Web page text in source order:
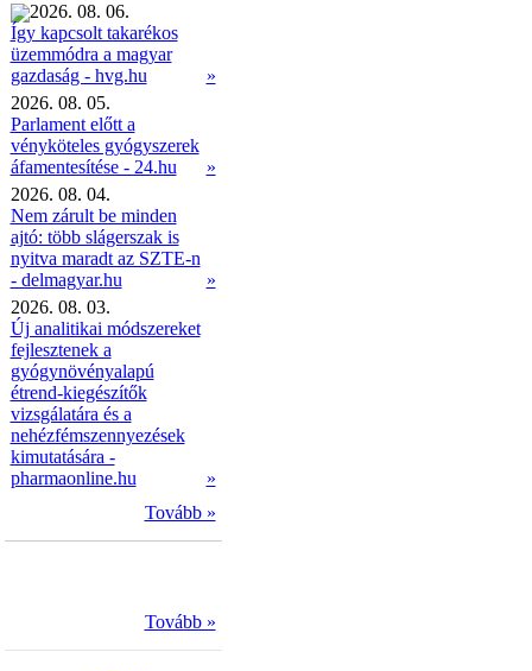
2026. 08. 06.
Így kapcsolt takarékos
üzemmódra a magyar
gazdaság - hvg.hu
»
2026. 08. 05.
Parlament előtt a
vényköteles gyógyszerek
áfamentesítése - 24.hu
»
2026. 08. 04.
Nem zárult be minden
ajtó: több slágerszak is
nyitva maradt az SZTE-n
- delmagyar.hu
»
2026. 08. 03.
Új analitikai módszereket
fejlesztenek a
gyógynövényalapú
étrend-kiegészítők
vizsgálatára és a
nehézfémszennyezések
kimutatására -
pharmaonline.hu
»
Tovább »
Tovább »